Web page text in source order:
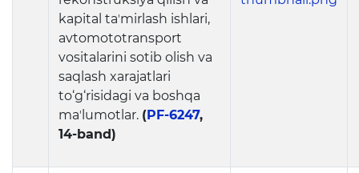
kapital taʼmirlash ishlari,
avtomototransport
vositalarini sotib olish va
saqlash xarajatlari
to‘g‘risidagi va boshqa
maʼlumotlar. (PF-6247,
14-band)